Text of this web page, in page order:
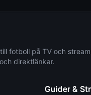
fotboll på TV och
direktlänkar.
Guider &